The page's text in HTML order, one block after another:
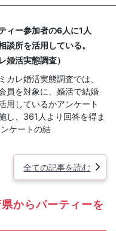
ィー参加者の6人に1人
談所を活用している。
婚活実態調査）
カレ婚活実態調査では、
員を対象に、婚活で結婚
用しているかアンケート
し、361人より回答を得ま
ケートの結
全ての記事を読む
からパーティーを